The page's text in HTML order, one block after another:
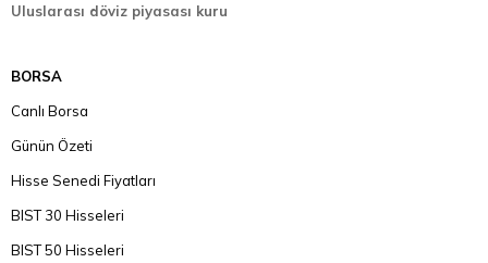
Uluslarası döviz piyasası kuru
BORSA
Canlı Borsa
Günün Özeti
Hisse Senedi Fiyatları
BIST 30 Hisseleri
BIST 50 Hisseleri